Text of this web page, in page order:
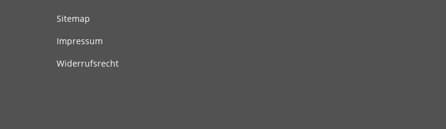
Sitemap
Impressum
Widerrufsrecht